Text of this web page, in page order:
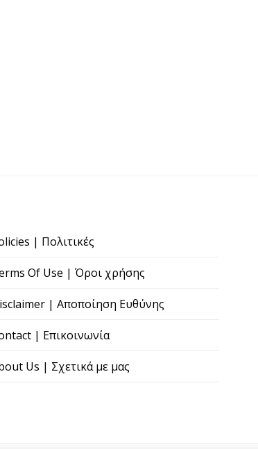
| Πολιτικές
Of Use | Όροι χρήσης
| Αποποίηση Ευθύνης
| Επικοινωνία
Us | Σχετικά με μας